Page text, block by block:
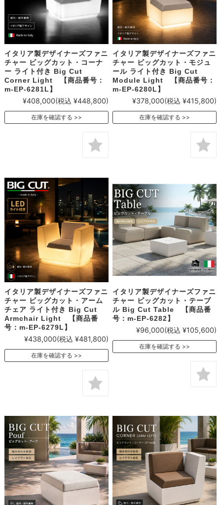
イタリア製デザイナーズファニ
チャー ビッグカット・コーナ
ー ライト付き Big Cut
Corner Light 【商品番号：
m-EP-6281L】
¥408,000(税込 ¥448,800)
在庫を確認する
イタリア製デザイナーズファニ
チャー ビッグカット・モジュ
ール ライト付き Big Cut
Module Light 【商品番号：
m-EP-6280L】
¥378,000(税込 ¥415,800)
在庫を確認する
イタリア製デザイナーズファニ
チャー ビッグカット・アーム
チェア ライト付き Big Cut
Armchair Light 【商品番
号：m-EP-6279L】
¥438,000(税込 ¥481,800)
在庫を確認する
イタリア製デザイナーズファニ
チャー ビッグカット・テーブ
ル Big Cut Table 【商品番
号：m-EP-6282】
¥96,000(税込 ¥105,600)
在庫を確認する